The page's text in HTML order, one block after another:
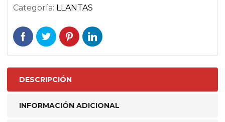
Categoría: LLANTAS
DESCRIPCIÓN
INFORMACIÓN ADICIONAL